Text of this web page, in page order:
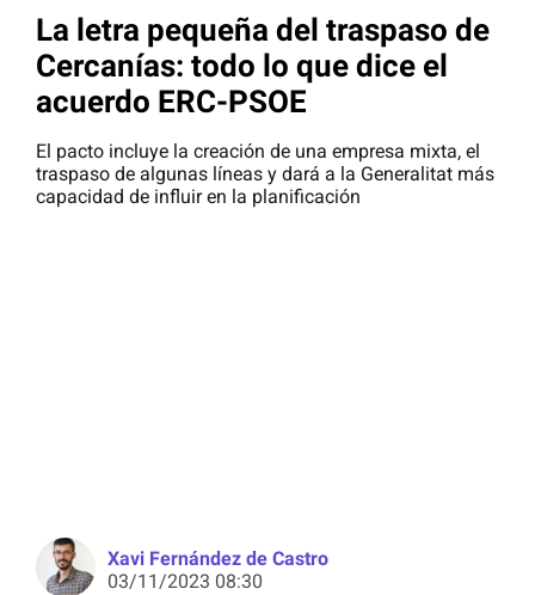
La letra pequeña del traspaso de
Cercanías: todo lo que dice el
acuerdo ERC-PSOE
El pacto incluye la creación de una empresa mixta, el
traspaso de algunas líneas y dará a la Generalitat más
capacidad de influir en la planificación
Xavi Fernández de Castro
03/11/2023 08:30